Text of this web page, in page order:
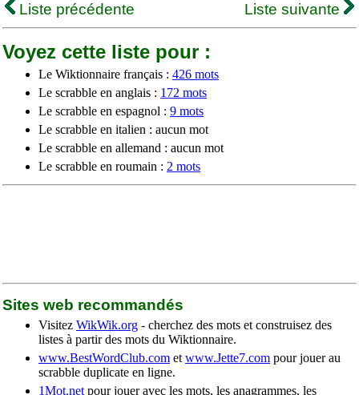
Liste précédente
Liste suivante
Voyez cette liste pour :
Le Wiktionnaire français : 426 mots
Le scrabble en anglais : 172 mots
Le scrabble en espagnol : 9 mots
Le scrabble en italien : aucun mot
Le scrabble en allemand : aucun mot
Le scrabble en roumain : 2 mots
Sites web recommandés
Visitez WikWik.org - cherchez des mots et construisez des
listes à partir des mots du Wiktionnaire.
www.BestWordClub.com et www.Jette7.com pour jouer au
scrabble duplicate en ligne.
1Mot.net pour jouer avec les mots, les anagrammes, les